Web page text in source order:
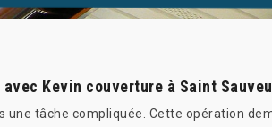
Kevin couverture à Saint
une tâche compliquée. Cette opération